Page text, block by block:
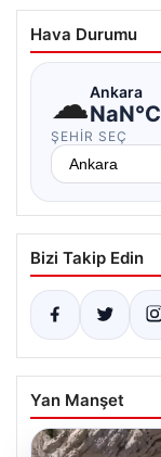
Hava Durumu
☁Ankara
NaN°C
ŞEHIR SEÇ
Bizi Takip Edin
Yan Manşet